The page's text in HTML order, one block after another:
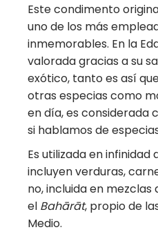
Este condimento
uno de los más
inmemorables. En la
valorada gracias a su
exótico, tanto es así
otras especias como
en día, es considerada
si hablamos de
Es utilizada en infinidad
incluyen verduras,
no, incluida en
el Bahārāt, propio de
Medio.